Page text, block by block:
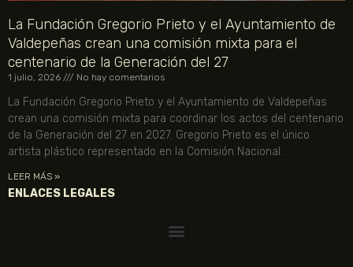
La Fundación Gregorio Prieto y el Ayuntamiento de
Valdepeñas crean una comisión mixta para el
centenario de la Generación del 27
1 julio, 2026 No hay comentarios
La Fundación Gregorio Prieto y el Ayuntamiento de Valdepeñas
crean una comisión mixta para coordinar los actos del centenario
de la Generación del 27 en 2027. Gregorio Prieto es el único
artista plástico representado en la Comisión Nacional.
LEER MÁS »
ENLACES LEGALES